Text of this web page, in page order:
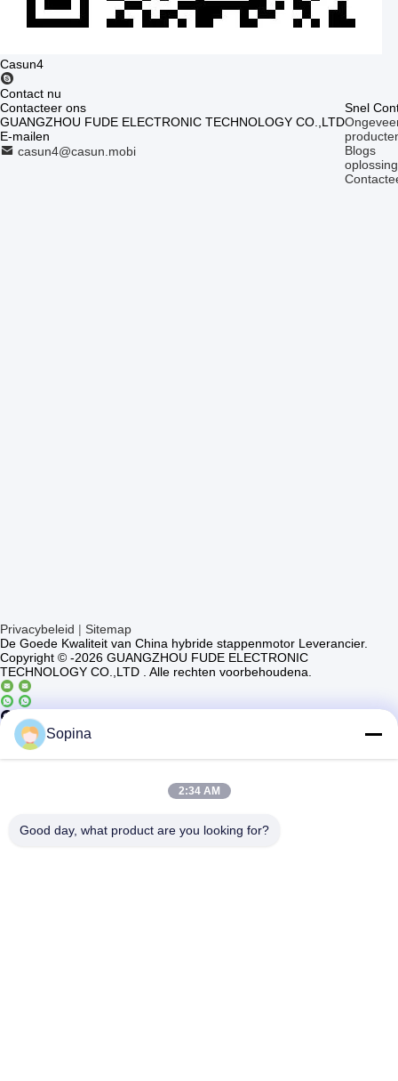
Casun4
Contact nu
Contacteer ons
GUANGZHOU FUDE ELECTRONIC TECHNOLOGY CO.,LTD
E-mailen
casun4@casun.mobi
Snel
Blogs
Privacybeleid | Sitemap
De Goede Kwaliteit van China hybride stappenmotor Leverancier.
Copyright © -2026 GUANGZHOU FUDE ELECTRONIC
TECHNOLOGY CO.,LTD . Alle rechten voorbehoudena.
Casun4 Sopina
2:34 AM
Good day, what product are you looking for?